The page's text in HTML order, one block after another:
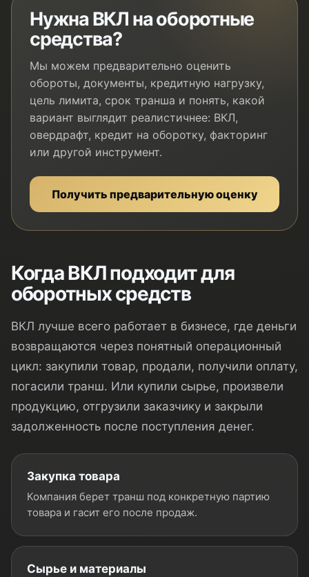
Нужна ВКЛ на оборотные
средства?
Мы можем предварительно оценить
обороты, документы, кредитную нагрузку,
цель лимита, срок транша и понять, какой
вариант выглядит реалистичнее: ВКЛ,
овердрафт, кредит на оборотку, факторинг
или другой инструмент.
Получить предварительную оценку
Когда ВКЛ подходит для
оборотных средств
ВКЛ лучше всего работает в бизнесе, где деньги
возвращаются через понятный операционный
цикл: закупили товар, продали, получили оплату,
погасили транш. Или купили сырье, произвели
продукцию, отгрузили заказчику и закрыли
задолженность после поступления денег.
Закупка товара
Компания берет транш под конкретную партию
товара и гасит его после продаж.
Сырье и материалы